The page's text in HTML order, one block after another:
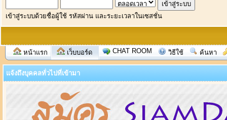
เข้าสู่ระบบด้วยชื่อผู้ใช้ รหัสผ่าน และระยะเวลาในเซสชั่น
หน้าแรก เว็บบอร์ด CHAT ROOM วิธีใช้ ค้นหา
แจ้งถึงบุคคลทั่วไปที่เข้ามา